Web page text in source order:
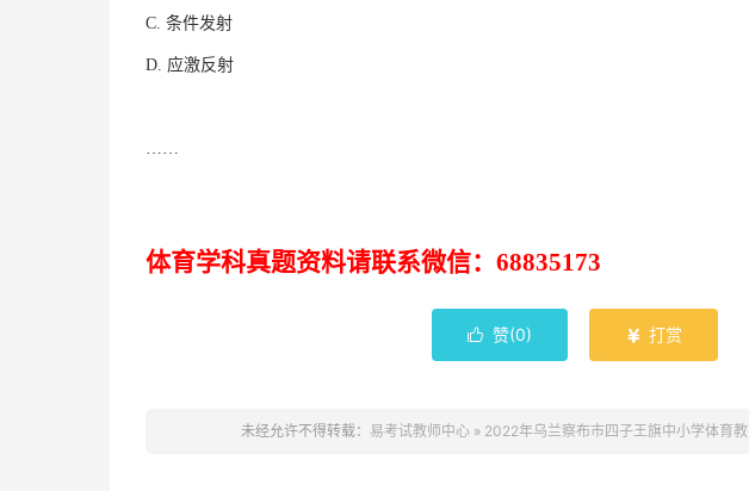
C. 条件发射
D. 应激反射
……
体育学科真题资料请联系微信： 68835173
 赞(0)  打赏
未经允许不得转载： 易考试教师中心» 2022年乌兰察布市四子王旗中小学体育